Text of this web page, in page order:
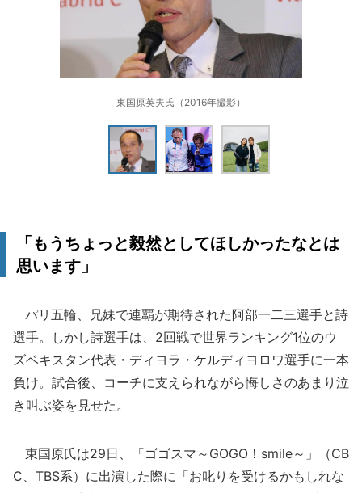
東国原英夫氏（2016年撮影）
「もうちょっと毅然としてほしかったなとは
思います」
パリ五輪、兄妹で連覇が期待された阿部一二三選手と詩
選手。しかし詩選手は、2回戦で世界ランキング1位のウ
ズベキスタン代表・ディヨラ・ケルディヨロワ選手に一本
負け。試合後、コーチに支えられながら悔しさのあまり泣
き叫ぶ姿を見せた。
東国原氏は29日、「ゴゴスマ～GOGO！smile～」（CB
C、TBS系）に出演した際に「お叱りを受けるかもしれな